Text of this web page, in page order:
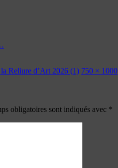
Reliure d’Art 2026 (1) 750 × 1000
obligatoires sont indiqués avec *